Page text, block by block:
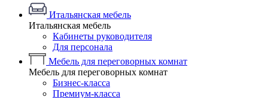
Итальянская мебель
Итальянская мебель
Кабинеты руководителя
Для персонала
Мебель для переговорных комнат
Мебель для переговорных комнат
Бизнес-класса
Премиум-класса